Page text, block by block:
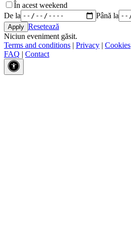
În acest weekend
De la
Până la
Resetează
Niciun eveniment găsit.
Terms and conditions | Privacy | Cookies
FAQ | Contact